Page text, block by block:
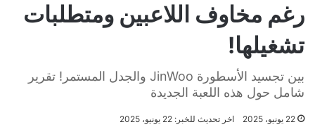
رغم مخاوف اللاعبين ومتطلبات
تشغيلها!
بين تجسيد الأسطورة JinWoo والجدل المستمر! تقرير
شامل حول هذه اللعبة الجديدة
22 يونيو، 2025 اخر تحديث للخبر: 22 يونيو، 2025